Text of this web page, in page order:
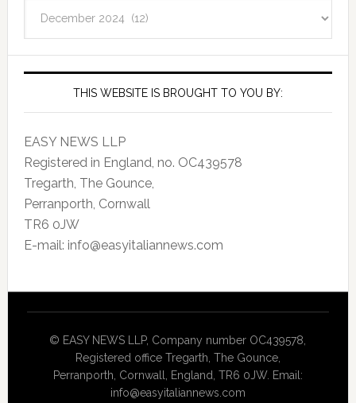
THIS WEBSITE IS BROUGHT TO YOU BY:
EASY NEWS LLP
Registered in England, no. OC439578
Tregarth, The Gounce,
Perranporth, Cornwall
TR6 0JW
E-mail: info@easyitaliannews.com
© EASY NEWS LLP, Company number OC439578,
Registered office Tregarth, The Gounce,
Perranporth, Cornwall, England, TR6 0JW. Email:
info@easyitaliannews.com